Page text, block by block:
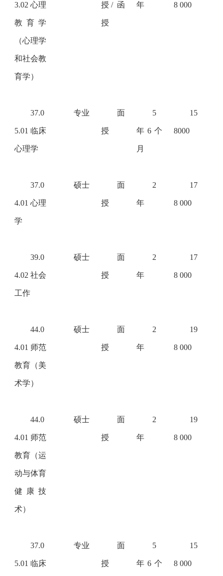
3.02 心理
教育学
（心理学
和社会教
育学）
授 / 函
授
年 8 000
37.0
5.01 临床
心理学
专业 面
授
5
年6个
月
15
8000
37.0
4.01 心理
学
硕士 面
授
2
年
17
8 000
39.0
4.02 社会
工作
硕士 面
授
2
年
17
8 000
44.0
4.01 师范
教育（美
术学）
硕士 面
授
2
年
19
8 000
44.0
4.01 师范
教育（运
动与体育
健康技
术）
硕士 面
授
2
年
19
8 000
37.0
5.01 临床
专业 面
授
5
年6个
15
8 000